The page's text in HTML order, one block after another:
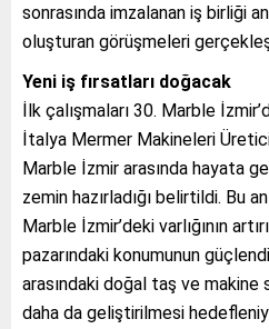
sonrasında imzalanan iş birliği
oluşturan görüşmeleri
Yeni iş fırsatları doğacak
İlk çalışmaları 30. Marble
İtalya Mermer Makineleri
Marble İzmir arasında hayata
zemin hazırladığı belirtildi. Bu
Marble İzmir’deki varlığının
pazarındaki konumunun
arasındaki doğal taş ve
daha da geliştirilmesi